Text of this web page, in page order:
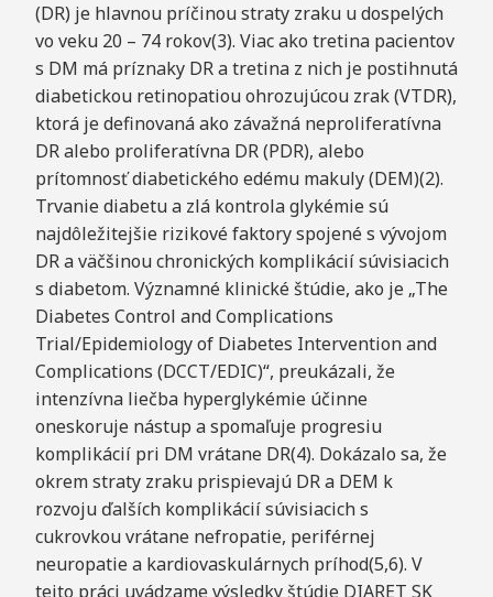
(DR) je hlavnou príčinou straty zraku u dospelých
vo veku 20 – 74 rokov(3). Viac ako tretina pacientov
s DM má príznaky DR a tretina z nich je postihnutá
diabetickou retinopatiou ohrozujúcou zrak (VTDR),
ktorá je definovaná ako závažná neproliferatívna
DR alebo proliferatívna DR (PDR), alebo
prítomnosť diabetického edému makuly (DEM)(2).
Trvanie diabetu a zlá kontrola glykémie sú
najdôležitejšie rizikové faktory spojené s vývojom
DR a väčšinou chronických komplikácií súvisiacich
s diabetom. Významné klinické štúdie, ako je „The
Diabetes Control and Complications
Trial/Epidemiology of Diabetes Intervention and
Complications (DCCT/EDIC)“, preukázali, že
intenzívna liečba hyperglykémie účinne
oneskoruje nástup a spomaľuje progresiu
komplikácií pri DM vrátane DR(4). Dokázalo sa, že
okrem straty zraku prispievajú DR a DEM k
rozvoju ďalších komplikácií súvisiacich s
cukrovkou vrátane nefropatie, periférnej
neuropatie a kardiovaskulárnych príhod(5,6). V
tejto práci uvádzame výsledky štúdie DIARET SK